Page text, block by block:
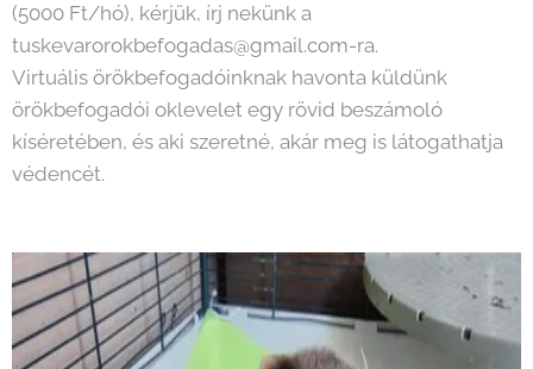
(5000 Ft/hó), kérjük, írj nekünk a
tuskevarorokbefogadas@gmail.com-ra.
Virtuális örökbefogadóinknak havonta küldünk
örökbefogadói oklevelet egy rövid beszámoló
kíséretében, és aki szeretné, akár meg is látogathatja
védencét.